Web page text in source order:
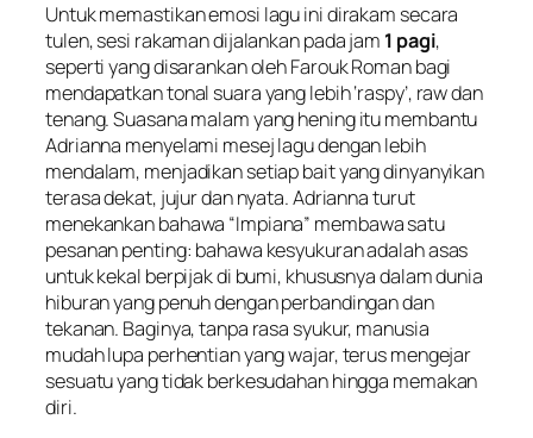
Untuk memastikan emosi lagu ini dirakam secara
tulen, sesi rakaman dijalankan pada jam 1 pagi,
seperti yang disarankan oleh Farouk Roman bagi
mendapatkan tonal suara yang lebih ‘raspy’, raw dan
tenang. Suasana malam yang hening itu membantu
Adrianna menyelami mesej lagu dengan lebih
mendalam, menjadikan setiap bait yang dinyanyikan
terasa dekat, jujur dan nyata. Adrianna turut
menekankan bahawa “Impiana” membawa satu
pesanan penting: bahawa kesyukuran adalah asas
untuk kekal berpijak di bumi, khususnya dalam dunia
hiburan yang penuh dengan perbandingan dan
tekanan. Baginya, tanpa rasa syukur, manusia
mudah lupa perhentian yang wajar, terus mengejar
sesuatu yang tidak berkesudahan hingga memakan
diri.